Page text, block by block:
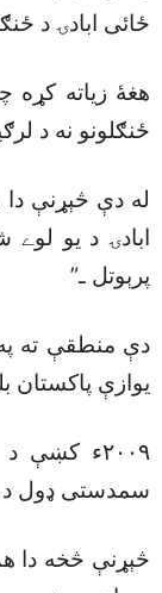
ځائى ابادۍ د
هغۀ زياته
ځنګلونو نه د
له دې څېړنې دا
ابادۍ د يو
پرېوتل ـ”
دې منطقې ته په
يوازې پاکستان
٢٠٠٩ء
سمدستى ډول د